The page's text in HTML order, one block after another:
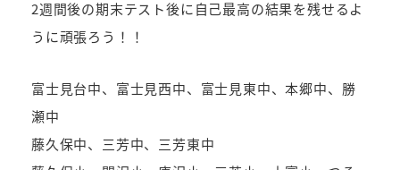
2週間後の期末テスト後に自己最高の結果を残せるよ
うに頑張ろう！！
富士見台中、富士見西中、富士見東中、本郷中、勝
瀬中
藤久保中、三芳中、三芳東中